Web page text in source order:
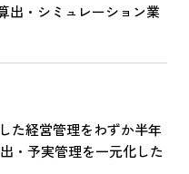
出・シミュレーション業
た経営管理をわずか半年
・予実管理を一元化した